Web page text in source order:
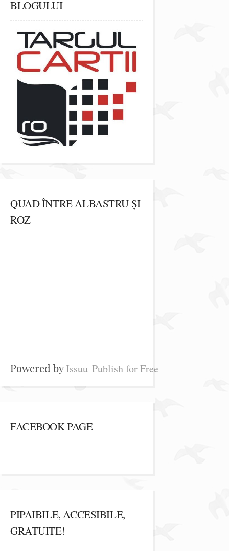
BLOGULUI
QUAD ÎNTRE ALBASTRU ȘI
ROZ
Powered byIssuu Publish for Free
FACEBOOK PAGE
PIPAIBILE, ACCESIBILE,
GRATUITE!